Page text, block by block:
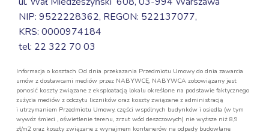
NIP: 9522228362, REGON: 522137077,
KRS: 0000974184
tel: 22 322 70 03
Informacja o kosztach Od dnia przekazania Przedmiotu Umowy do dnia zawarcia
umów z dostawcami mediów przez NABYWCĘ, NABYWCA zobowiązany jest
ponosić koszty związane z eksploatacją lokalu określone na podstawie faktycznego
zużycia mediów z odczytu liczników oraz koszty związane z administracją
i utrzymaniem Przedmiotu Umowy, części wspólnych budynków i osiedla (w tym
wywóz śmieci , oświetlenie terenu, zrzut wód deszczowych) nie wyższe niż 8,9
zł/m2 oraz koszty związane z wynajmem kontenerów na odpady budowlane